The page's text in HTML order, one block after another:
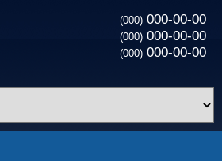
(000) 000-00-00
(000) 000-00-00
(000) 000-00-00